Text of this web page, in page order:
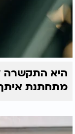
היא התקשרה
מתחתנת